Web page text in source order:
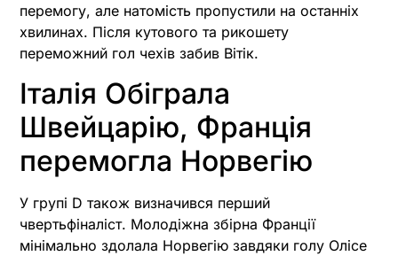
перемогу, але натомість пропустили на останніх
хвилинах. Після кутового та рикошету
переможний гол чехів забив Вітік.
Італія Обіграла
Швейцарію, Франція
перемогла Норвегію
У групі D також визначився перший
чвертьфіналіст. Молодіжна збірна Франції
мінімально здолала Норвегію завдяки голу Олісе